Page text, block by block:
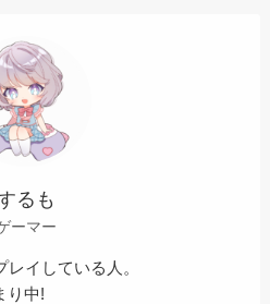
るも
ーマー
イしている人。
り中!